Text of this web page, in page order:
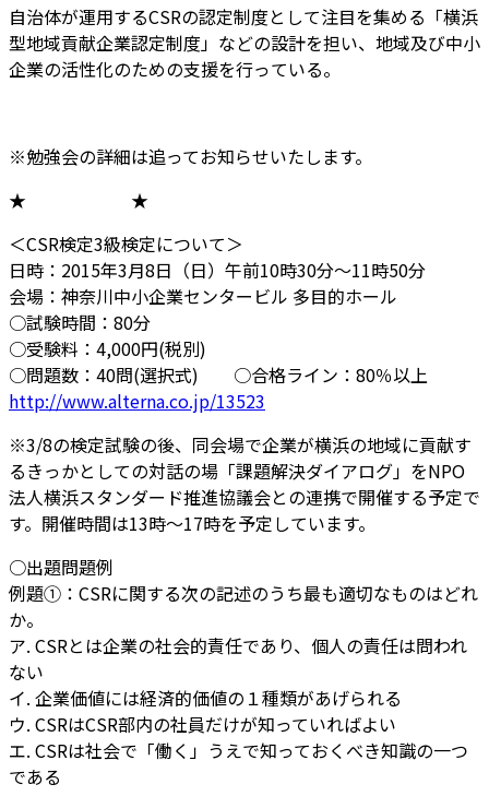
自治体が運用するCSRの認定制度として注目を集める「横浜
型地域貢献企業認定制度」などの設計を担い、地域及び中小
企業の活性化のための支援を行っている。
※勉強会の詳細は追ってお知らせいたします。
★ ★
＜CSR検定3級検定について＞
日時：2015年3月8日（日）午前10時30分～11時50分
会場：神奈川中小企業センタービル 多目的ホール
○試験時間：80分
○受験料：4,000円(税別)
○問題数：40問(選択式) ○合格ライン：80％以上
http://www.alterna.co.jp/13523
※3/8の検定試験の後、同会場で企業が横浜の地域に貢献す
るきっかとしての対話の場「課題解決ダイアログ」をNPO
法人横浜スタンダード推進協議会との連携で開催する予定で
す。開催時間は13時〜17時を予定しています。
○出題問題例
例題①：CSRに関する次の記述のうち最も適切なものはどれ
か。
ア. CSRとは企業の社会的責任であり、個人の責任は問われ
ない
イ. 企業価値には経済的価値の１種類があげられる
ウ. CSRはCSR部内の社員だけが知っていればよい
エ. CSRは社会で「働く」うえで知っておくべき知識の一つ
である